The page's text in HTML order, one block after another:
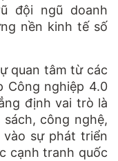
đội ngũ doanh
nền kinh tế số
quan tâm từ các
Công nghiệp 4.0
định vai trò là
công nghệ,
sự phát triển
cạnh tranh quốc